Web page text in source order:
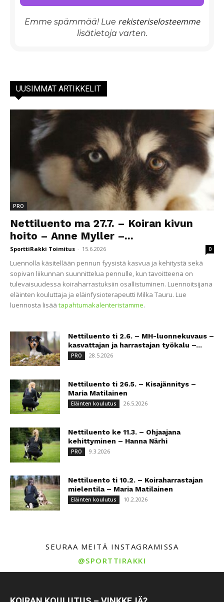
Emme spämmää! Lue rekisteriselosteemme
lisätietoja varten.
UUSIMMAT ARTIKKELIT
PRO
Nettiluento ma 27.7. – Koiran kivun
hoito – Anne Myller –...
SporttiRakki Toimitus - 15.6.2026 0
Luennolla käsitellään pennun fyysistä kasvua ja kehitystä sekä
sopivan liikunnan suunnittelua pennulle, kun tavoitteena on
tulevaisuudessa koiraharrastuksiin osallistuminen. Luennoitsijana
eläinten kouluttaja ja eläinfysioterapeutti Milka Tauru. Lue
luennosta lisää tapahtumakalenteristamme.
Nettiluento ti 2.6. – MH-luonnekuvaus –
kasvattajan ja harrastajan työkalu –...
PRO 28.5.2026
Nettiluento ti 26.5. – Kisajännitys –
Maria Matilainen
Eläinten koulutus 26.5.2026
Nettiluento ke 11.3. – Ohjaajana
kehittyminen – Hanna Närhi
PRO 9.3.2026
Nettiluento ti 10.2. – Koiraharrastajan
mielentila – Maria Matilainen
Eläinten koulutus 10.2.2026
SEURAA MEITÄ INSTAGRAMISSA
@SPORTTIRAKKI